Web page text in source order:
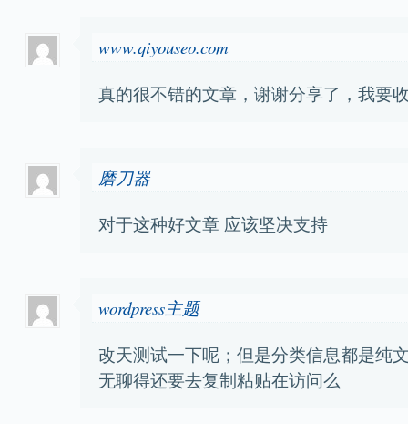
www.qiyouseo.com
真的很不错的文章，谢谢分享了，我要
磨刀器
对于这种好文章 应该坚决支持
wordpress主题
改天测试一下呢；但是分类信息都是纯
无聊得还要去复制粘贴在访问么